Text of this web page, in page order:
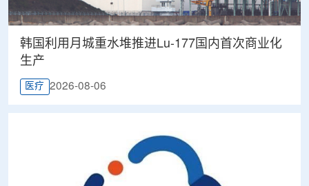
韩国利用月城重水堆推进Lu-177国内首次商业化
生产
医疗 2026-08-06